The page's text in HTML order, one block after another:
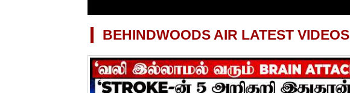
BEHINDWOODS AIR LATEST VIDEOS